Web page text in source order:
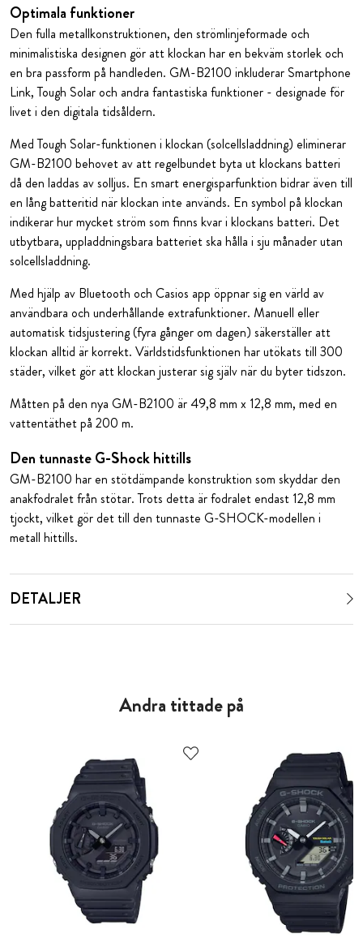
Optimala funktioner
Den fulla metallkonstruktionen, den strömlinjeformade och
minimalistiska designen gör att klockan har en bekväm storlek och
en bra passform på handleden. GM-B2100 inkluderar Smartphone
Link, Tough Solar och andra fantastiska funktioner - designade för
livet i den digitala tidsåldern.
Med Tough Solar-funktionen i klockan (solcellsladdning) eliminerar
GM-B2100 behovet av att regelbundet byta ut klockans batteri
då den laddas av solljus. En smart energisparfunktion bidrar även till
en lång batteritid när klockan inte används. En symbol på klockan
indikerar hur mycket ström som finns kvar i klockans batteri. Det
utbytbara, uppladdningsbara batteriet ska hålla i sju månader utan
solcellsladdning.
Med hjälp av Bluetooth och Casios app öppnar sig en värld av
användbara och underhållande extrafunktioner. Manuell eller
automatisk tidsjustering (fyra gånger om dagen) säkerställer att
klockan alltid är korrekt. Världstidsfunktionen har utökats till 300
städer, vilket gör att klockan justerar sig själv när du byter tidszon.
Måtten på den nya GM-B2100 är 49,8 mm x 12,8 mm, med en
vattentäthet på 200 m.
Den tunnaste G-Shock hittills
GM-B2100 har en stötdämpande konstruktion som skyddar den
anakfodralet från stötar. Trots detta är fodralet endast 12,8 mm
tjockt, vilket gör det till den tunnaste G-SHOCK-modellen i
metall hittills.
DETALJER
Andra tittade på